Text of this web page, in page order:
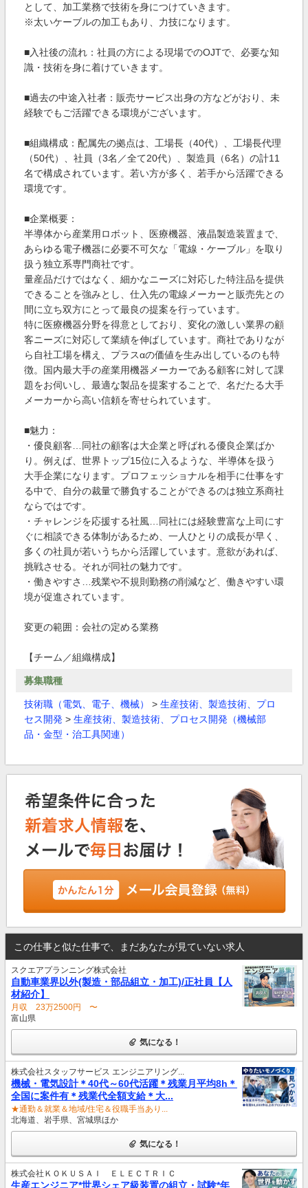
として、加工業務で技術を身につけていきます。
※太いケーブルの加工もあり、力技になります。
■入社後の流れ：社員の方による現場でのOJTで、必要な知
識・技術を身に着けていきます。
■過去の中途入社者：販売サービス出身の方などがおり、未
経験でもご活躍できる環境がございます。
■組織構成：配属先の拠点は、工場長（40代）、工場長代理
（50代）、社員（3名／全て20代）、製造員（6名）の計11
名で構成されています。若い方が多く、若手から活躍できる
環境です。
■企業概要：
半導体から産業用ロボット、医療機器、液晶製造装置まで、
あらゆる電子機器に必要不可欠な「電線・ケーブル」を取り
扱う独立系専門商社です。
量産品だけではなく、細かなニーズに対応した特注品を提供
できることを強みとし、仕入先の電線メーカーと販売先との
間に立ち双方にとって最良の提案を行っています。
特に医療機器分野を得意としており、変化の激しい業界の顧
客ニーズに対応して業績を伸ばしています。商社でありなが
ら自社工場を構え、プラスαの価値を生み出しているのも特
徴。国内最大手の産業用機器メーカーである顧客に対して課
題をお伺いし、最適な製品を提案することで、名だたる大手
メーカーから高い信頼を寄せられています。
■魅力：
・優良顧客…同社の顧客は大企業と呼ばれる優良企業ばか
り。例えば、世界トップ15位に入るような、半導体を扱う
大手企業になります。プロフェッショナルを相手に仕事をす
る中で、自分の裁量で勝負することができるのは独立系商社
ならではです。
・チャレンジを応援する社風…同社には経験豊富な上司にす
ぐに相談できる体制があるため、一人ひとりの成長が早く、
多くの社員が若いうちから活躍しています。意欲があれば、
挑戦させる。それが同社の魅力です。
・働きやすさ…残業や不規則勤務の削減など、働きやすい環
境が促進されています。
変更の範囲：会社の定める業務
【チーム／組織構成】
募集職種
技術職（電気、電子、機械） > 生産技術、製造技術、プロ
セス開発 > 生産技術、製造技術、プロセス開発（機械部
品・金型・治工具関連）
この仕事と似た仕事で、まだあなたが見ていない求人
スクエアプランニング株式会社
自動車業界以外(製造・部品組立・加工)/正社員【人
材紹介】
月収 23万2500円 〜
富山県
気になる！
株式会社スタッフサービス エンジニアリング...
機械・電気設計＊40代～60代活躍＊残業月平均8h＊
全国に案件有＊残業代全額支給＊大...
★通勤＆就業＆地域/住宅＆役職手当あり...
北海道、岩手県、宮城県ほか
気になる！
株式会社ＫＯＫＵＳＡＩ ＥＬＥＣＴＲＩＣ
生産エンジニア*世界シェア級装置の組立・試験*年